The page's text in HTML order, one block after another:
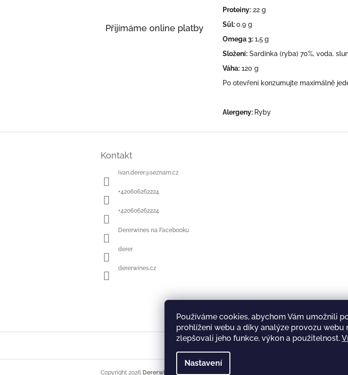
Používáme cookies, abychom Vám umožnili
prohlížení webu a díky analýze provozu webu
zlepšovali jeho funkce, výkon a použitelnost.
Nastavení
Přijímáme online platby
Proteiny: 22 g
Sůl:0.9 g
Omega 3:1,5g
Složení: Sardinka (ryba) 70%, voda,
Váha: 120 g
Po otevření konzumujte maximálně
Alergeny: Ryby
Kontakt
ivan.derer@seznam.cz
+420606262224
+420606262224
Dererwines na Facebooku
derer
dererwines.cz
Copyright 2026 Dererwines . Všechna práva vyhrazena.